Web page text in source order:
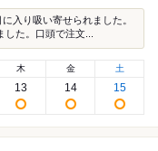
入り吸い寄せられました。
した。口頭で注文...
木
13
金
14
土
15